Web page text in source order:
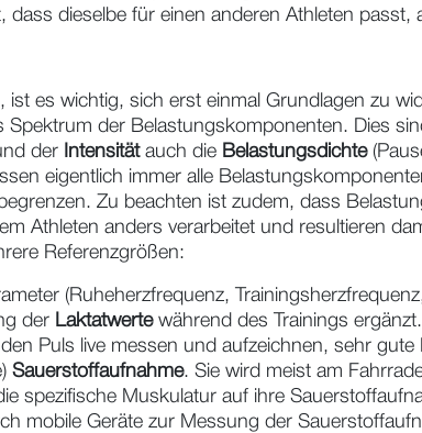
dieselbe für einen anderen Athleten
es wichtig, sich erst einmal Grundlagen zu
der Belastungskomponenten. Dies
der Intensitätauch die Belastungsdichte
eigentlich immer alle
Zu beachten ist zudem, dass
Athleten anders verarbeitet und resultieren
Referenzgrößen:
(Ruheherzfrequenz,
der Laktatwertewährend des Trainings
Puls live messen und aufzeichnen, sehr
Sauerstoffaufnahme. Sie wird meist am
spezifische Muskulatur auf ihre
mobile Geräte zur Messung der